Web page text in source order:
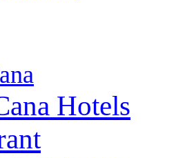
Hotels